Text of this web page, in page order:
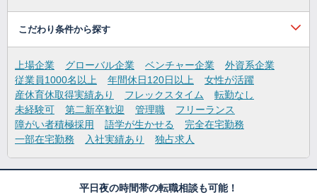
こだわり条件から探す
上場企業 グローバル企業 ベンチャー企業
外資系企業
従業員1000名以上
年間休日120日以上
女性が活躍
産休育休取得実績あり
フレックスタイム
転勤なし
未経験可
第二新卒歓迎 管理職
フリーランス
障がい者積極採用
語学が生かせる
完全在宅勤務
一部在宅勤務
入社実績あり 独占求人
平日夜の時間帯の転職相談も可能！